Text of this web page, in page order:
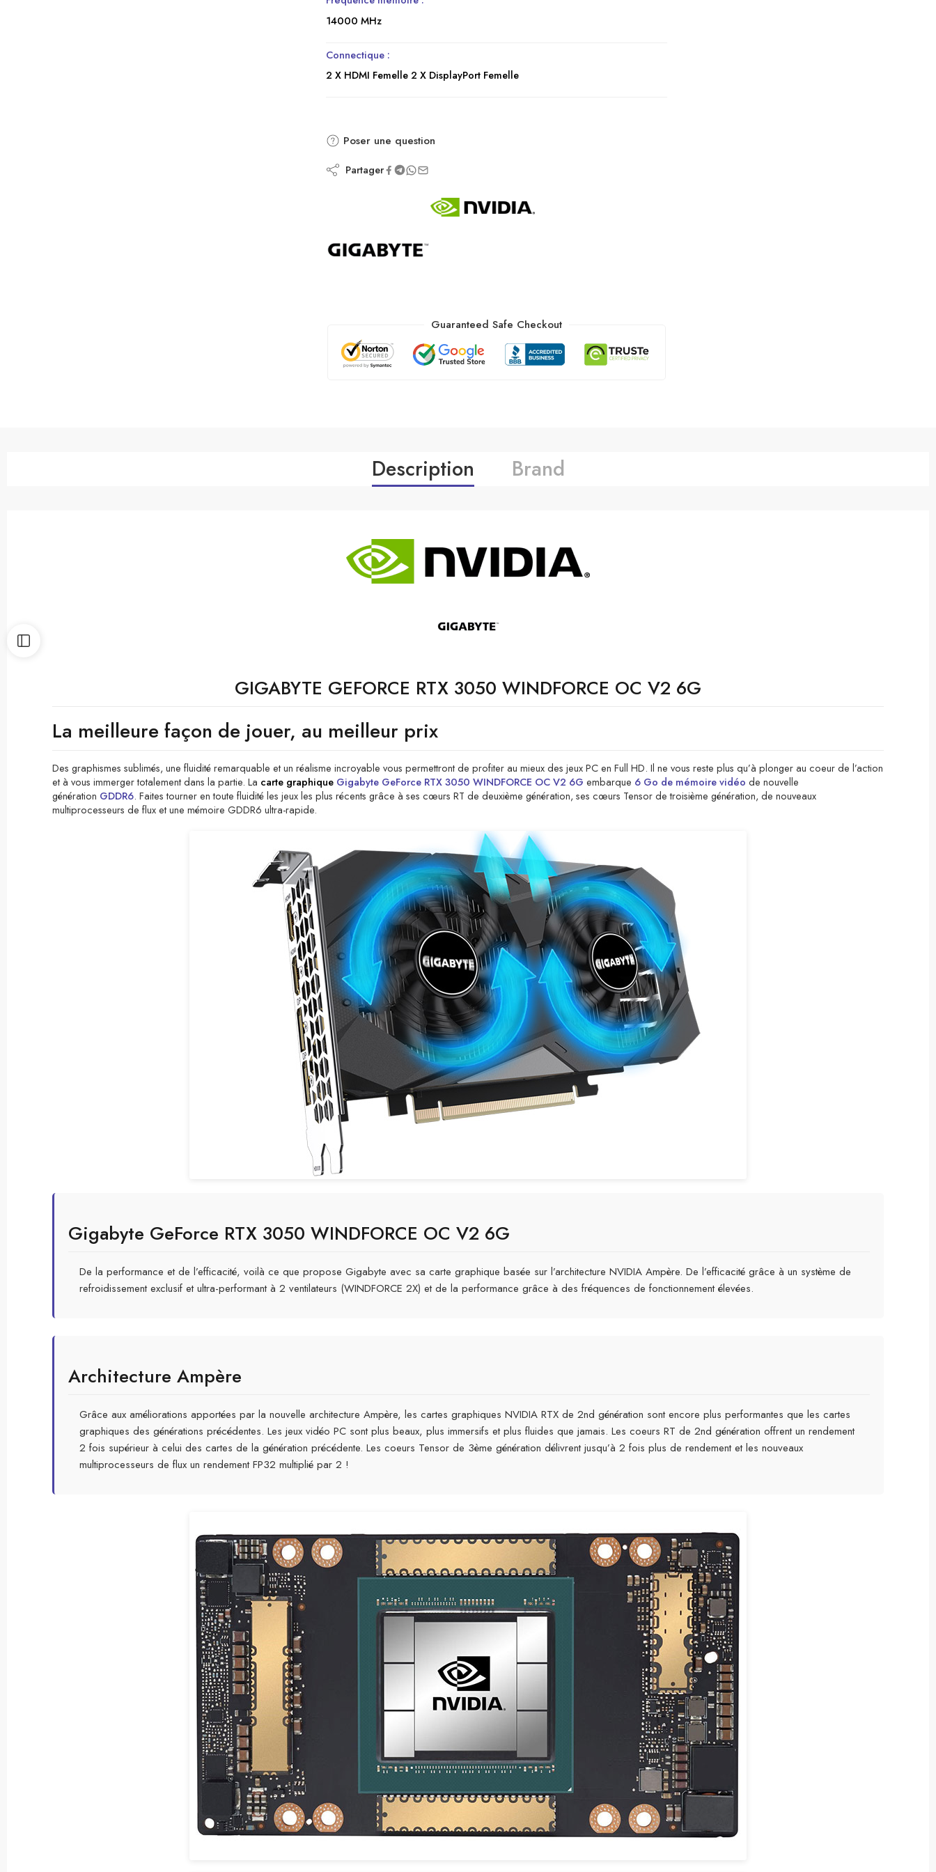
14000 MHz
Connectique :
2 X HDMI Femelle 2 X DisplayPort Femelle
Poser une question
Partager
Guaranteed Safe Checkout
Description Brand
GIGABYTE GEFORCE RTX 3050 WINDFORCE OC V2 6G
La meilleure façon de jouer, au meilleur prix
Des graphismes sublimés, une fluidité remarquable et un réalisme incroyable vous permettront de profiter au mieux des jeux PC en Full HD. Il ne vous reste plus qu’à plonger au coeur de l’action
et à vous immerger totalement dans la partie. La carte graphique Gigabyte GeForce RTX 3050 WINDFORCE OC V2 6G embarque 6 Go de mémoire vidéo de nouvelle
génération GDDR6. Faites tourner en toute fluidité les jeux les plus récents grâce à ses cœurs RT de deuxième génération, ses cœurs Tensor de troisième génération, de nouveaux
multiprocesseurs de flux et une mémoire GDDR6 ultra-rapide.
Gigabyte GeForce RTX 3050 WINDFORCE OC V2 6G
De la performance et de l’efficacité, voilà ce que propose Gigabyte avec sa carte graphique basée sur l’architecture NVIDIA Ampère. De l’efficacité grâce à un système de
refroidissement exclusif et ultra-performant à 2 ventilateurs (WINDFORCE 2X) et de la performance grâce à des fréquences de fonctionnement élevées.
Architecture Ampère
Grâce aux améliorations apportées par la nouvelle architecture Ampère, les cartes graphiques NVIDIA RTX de 2nd génération sont encore plus performantes que les cartes
graphiques des générations précédentes. Les jeux vidéo PC sont plus beaux, plus immersifs et plus fluides que jamais. Les coeurs RT de 2nd génération offrent un rendement
2 fois supérieur à celui des cartes de la génération précédente. Les coeurs Tensor de 3ème génération délivrent jusqu’à 2 fois plus de rendement et les nouveaux
multiprocesseurs de flux un rendement FP32 multiplié par 2 !